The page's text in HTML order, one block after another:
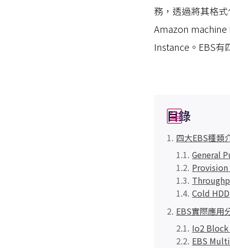
務，透過將其格
Amazon machine
Instance。EBS
目錄
四大EBS種類
General
Provision
Cold HDD
EBS實際應用
Io2 Block
EBS